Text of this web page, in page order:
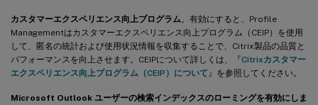
カスタマーエクスペリエンス向上プログラム 。有効にすると、Profile
Managementはカスタマーエクスペリエンス向上プログラム（CEIP）を使用
して、匿名の統計および使用状況情報を収集することで、Citrix製品の品質と
パフォーマンスを向上させます。CEIPについて詳しくは、『Citrixカスタマー
エクスペリエンス向上プログラム（CEIP）について 』を参照してください。
Microsoft Outlook ユーザーの検索インデックスのローミングを有効にしま